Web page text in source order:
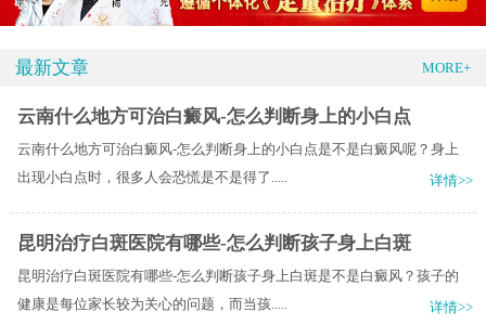
最新文章 MORE+
云南什么地方可治白癜风-怎么判断身上的小白点
云南什么地方可治白癜风-怎么判断身上的小白点是不是白癜风呢？身上
出现小白点时，很多人会恐慌是不是得了.....
详情>>
昆明治疗白斑医院有哪些-怎么判断孩子身上白斑
昆明治疗白斑医院有哪些-怎么判断孩子身上白斑是不是白癜风？孩子的
健康是每位家长较为关心的问题，而当孩.....
详情>>